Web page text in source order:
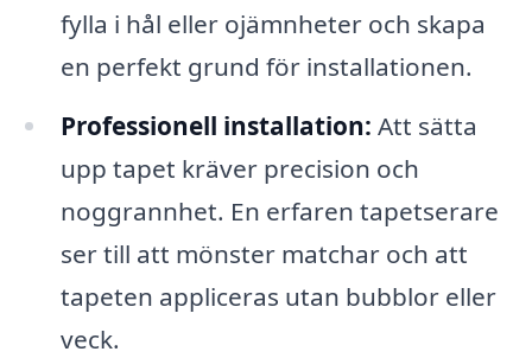
fylla i hål eller ojämnheter och skapa
en perfekt grund för installationen.
Professionell installation: Att sätta
upp tapet kräver precision och
noggrannhet. En erfaren tapetserare
ser till att mönster matchar och att
tapeten appliceras utan bubblor eller
veck.